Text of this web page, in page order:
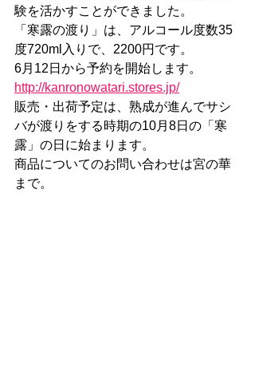
験を活かすことができました。
「寒露の渡り」は、 アルコール度数35
度720ml入りで、2200円です。
6月12日から予約を開始します。
http://kanronowatari.stores.jp/
販売・出荷予定は、熟成が進んでサシ
バが渡りをする時期の10月8日の「寒
露」の日に始まります。
商品についてのお問い合わせは宮の華
まで。